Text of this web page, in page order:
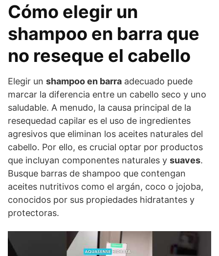
Cómo elegir un
shampoo en barra que
no reseque el cabello
Elegir un shampoo en barra adecuado puede
marcar la diferencia entre un cabello seco y uno
saludable. A menudo, la causa principal de la
resequedad capilar es el uso de ingredientes
agresivos que eliminan los aceites naturales del
cabello. Por ello, es crucial optar por productos
que incluyan componentes naturales y suaves.
Busque barras de shampoo que contengan
aceites nutritivos como el argán, coco o jojoba,
conocidos por sus propiedades hidratantes y
protectoras.